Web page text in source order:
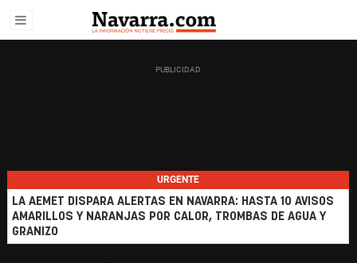
URGENTE
LA AEMET DISPARA ALERTAS EN NAVARRA: HASTA 10 AVISOS
AMARILLOS Y NARANJAS POR CALOR, TROMBAS DE AGUA Y
GRANIZO